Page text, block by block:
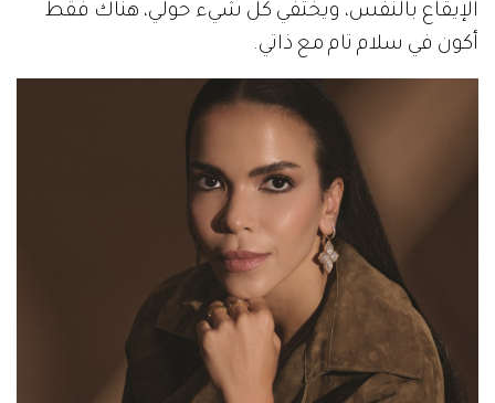
الإيقاع بالنَّفَس، ويختفي كل شيء حولي، هناك فقط
أكون في سلام تام مع ذاتي.